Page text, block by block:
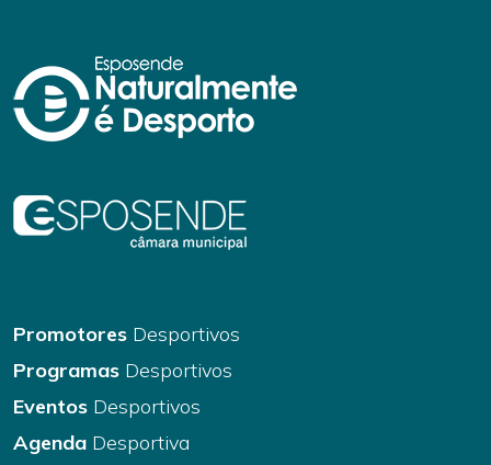
Promotores Desportivos
Programas Desportivos
Eventos Desportivos
Agenda Desportiva